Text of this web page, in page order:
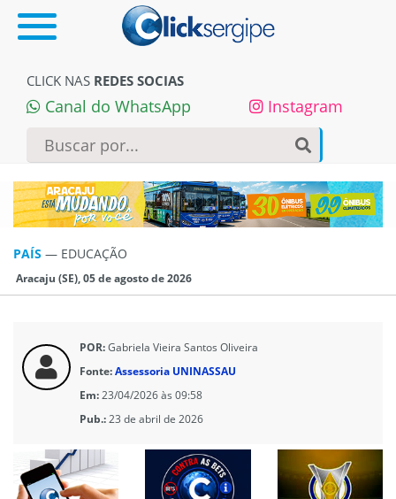
CLICK NAS REDES SOCIAS
Canal do WhatsApp Instagram
PAÍS — EDUCAÇÃO
Aracaju (SE), 05 de agosto de 2026
POR:Gabriela Vieira Santos Oliveira
Fonte:Assessoria UNINASSAU
Em:23/04/2026 às 09:58
Pub.:23 de abril de 2026